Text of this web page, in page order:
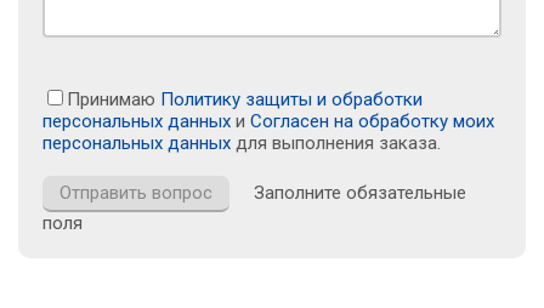
Принимаю Политику защиты и обработки
персональных данных и Согласен на обработку моих
персональных данных для выполнения заказа.
Заполните обязательные
поля